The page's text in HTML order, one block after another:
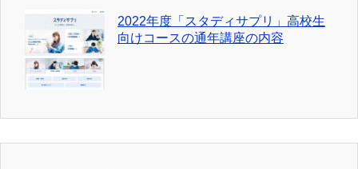
2022年度「スタディサプリ」高校生
向けコースの通年講座の内容